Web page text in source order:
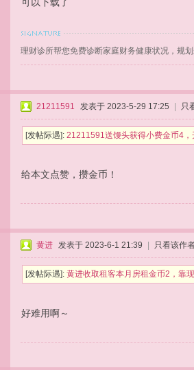
理财诊所帮您免费诊断家庭财务健康状况，规
21211591 发表于 2023-5-29 17:25 只
[发帖际遇]: 21211591送馒头获得小费金币4
给本文点赞，攒金币！
黄进 发表于 2023-6-1 21:39 只看该作
[发帖际遇]: 黄进收取租客本月房租金币2，靠
好难用啊～